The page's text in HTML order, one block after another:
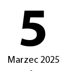
5
Marzec 2025